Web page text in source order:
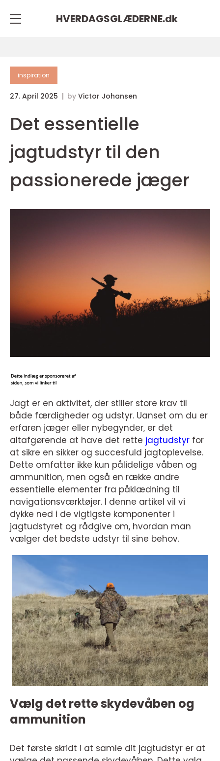
HVERDAGSGLÆDERNE.dk
inspiration
27. April 2025 by Victor Johansen
Det essentielle
jagtudstyr til den
passionerede jæger
Jagt er en aktivitet, der stiller store krav til
både færdigheder og udstyr. Uanset om du er
erfaren jæger eller nybegynder, er det
altafgørende at have det rette jagtudstyr for
at sikre en sikker og succesfuld jagtoplevelse.
Dette omfatter ikke kun pålidelige våben og
ammunition, men også en række andre
essentielle elementer fra påklædning til
navigationsværktøjer. I denne artikel vil vi
dykke ned i de vigtigste komponenter i
jagtudstyret og rådgive om, hvordan man
vælger det bedste udstyr til sine behov.
Vælg det rette skydevåben og
ammunition
Det første skridt i at samle dit jagtudstyr er at